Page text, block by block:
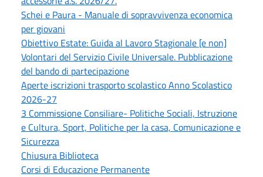
Schei e Paura - Manuale di sopravvivenza economica
per giovani
Obiettivo Estate: Guida al Lavoro Stagionale [e non]
Volontari del Servizio Civile Universale. Pubblicazione
del bando di partecipazione
Aperte iscrizioni trasporto scolastico Anno Scolastico
2026-27
3 Commissione Consiliare- Politiche Sociali, Istruzione
e Cultura, Sport, Politiche per la casa, Comunicazione e
Sicurezza
Chiusura Biblioteca
Corsi di Educazione Permanente